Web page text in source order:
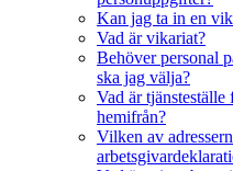
Kan jag ta in en
Vad är vikariat?
Behöver personal
ska jag välja?
Vad är tjänsteställe
hemifrån?
Vilken av